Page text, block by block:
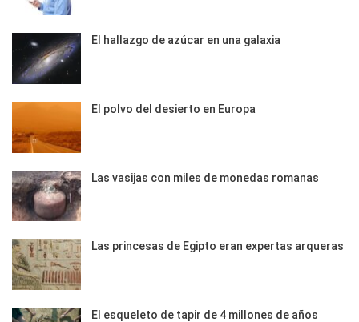
El hallazgo de azúcar en una galaxia
El polvo del desierto en Europa
Las vasijas con miles de monedas romanas
Las princesas de Egipto eran expertas arqueras
El esqueleto de tapir de 4 millones de años